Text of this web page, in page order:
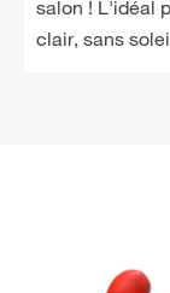
salon ! L'idéal
clair, sans